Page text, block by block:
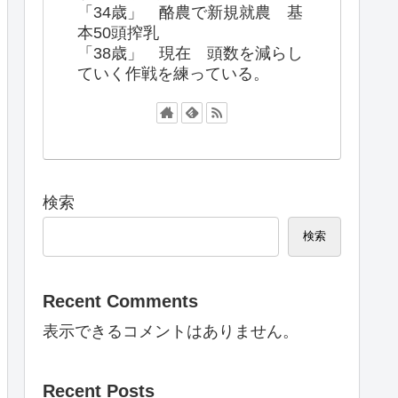
「34歳」 酪農で新規就農 基
本50頭搾乳
「38歳」 現在 頭数を減らし
ていく作戦を練っている。
検索
検索
Recent Comments
表示できるコメントはありません。
Recent Posts